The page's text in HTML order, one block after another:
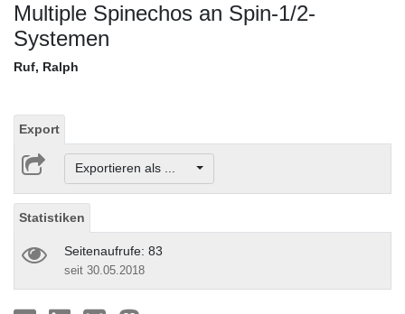
Multiple Spinechos an Spin-1/2-
Systemen
Ruf, Ralph
Export
Exportieren als ...
Statistiken
Seitenaufrufe: 83
seit 30.05.2018